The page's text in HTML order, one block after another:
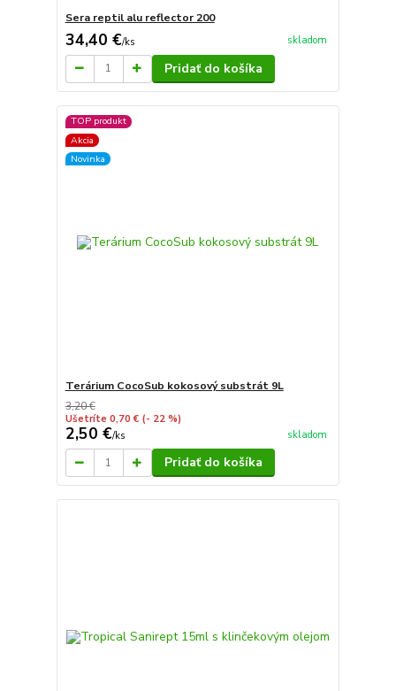
Sera reptil alu reflector 200
34,40 €/ks skladom
Pridať do košíka
TOP produkt
Akcia
Novinka
Terárium CocoSub kokosový substrát 9L
3,20 €
Ušetríte 0,70 € (- 22 %)
2,50 €/ks skladom
Pridať do košíka